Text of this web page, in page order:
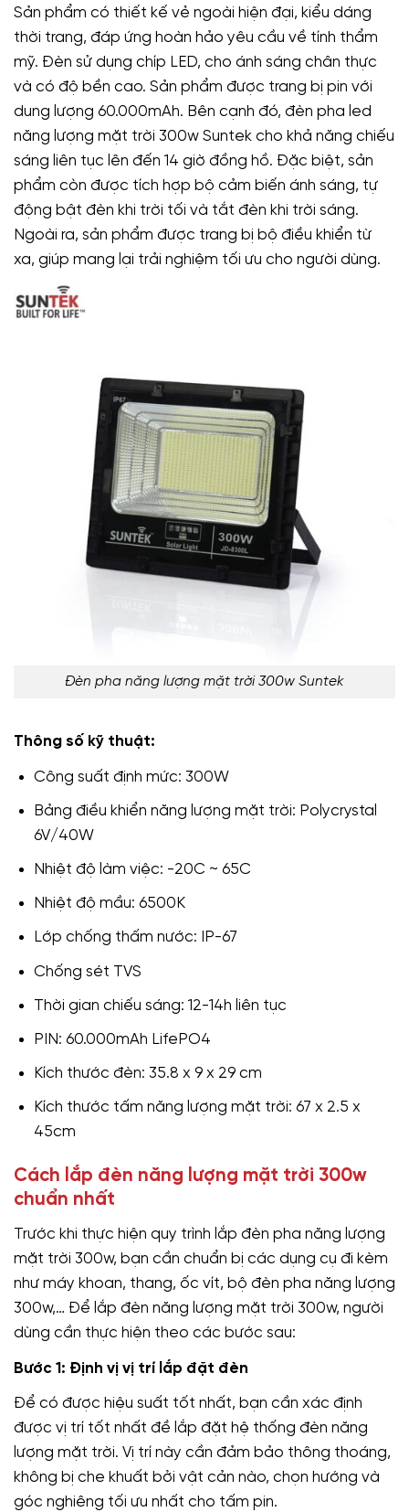
Sản phẩm có thiết kế vẻ ngoài hiện đại, kiểu dáng
thời trang, đáp ứng hoàn hảo yêu cầu về tính thẩm
mỹ. Đèn sử dụng chíp LED, cho ánh sáng chân thực
và có độ bền cao. Sản phẩm được trang bị pin với
dung lượng 60.000mAh. Bên cạnh đó, đèn pha led
năng lượng mặt trời 300w Suntek cho khả năng chiếu
sáng liên tục lên đến 14 giờ đồng hồ. Đặc biệt, sản
phẩm còn được tích hợp bộ cảm biến ánh sáng, tự
động bật đèn khi trời tối và tắt đèn khi trời sáng.
Ngoài ra, sản phẩm được trang bị bộ điều khiển từ
xa, giúp mang lại trải nghiệm tối ưu cho người dùng.
Đèn pha năng lượng mặt trời 300w Suntek
Thông số kỹ thuật:
Công suất định mức: 300W
Bảng điều khiển năng lượng mặt trời: Polycrystal
6V/40W
Nhiệt độ làm việc: -20C ~ 65C
Nhiệt độ mầu: 6500K
Lớp chống thấm nước: IP-67
Chống sét TVS
Thời gian chiếu sáng: 12-14h liên tục
PIN: 60.000mAh LifePO4
Kích thước đèn: 35.8 x 9 x 29 cm
Kích thước tấm năng lượng mặt trời: 67 x 2.5 x
45cm
Cách lắp đèn năng lượng mặt trời 300w
chuẩn nhất
Trước khi thực hiện quy trình lắp đèn pha năng lượng
mặt trời 300w, bạn cần chuẩn bị các dụng cụ đi kèm
như máy khoan, thang, ốc vít, bộ đèn pha năng lượng
300w,… Để lắp đèn năng lượng mặt trời 300w, người
dùng cần thực hiện theo các bước sau:
Bước 1: Định vị vị trí lắp đặt đèn
Để có được hiệu suất tốt nhất, bạn cần xác định
được vị trí tốt nhất đề lắp đặt hệ thống đèn năng
lượng mặt trời. Vị trí này cần đảm bảo thông thoáng,
không bị che khuất bởi vật cản nào, chọn hướng và
góc nghiêng tối ưu nhất cho tấm pin.